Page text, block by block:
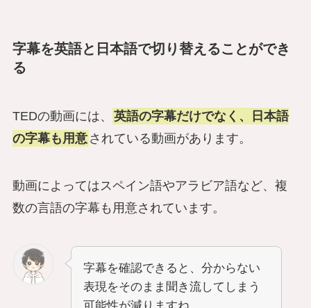
字幕を英語と日本語で切り替えることができ
る
TEDの動画には、
英語の字幕だけでなく、日本語
の字幕も用意 されている動画があります。
動画によってはスペイン語やアラビア語など、複
数の言語の字幕も用意されています。
字幕を確認できると、分からない
表現をそのまま聞き流してしまう